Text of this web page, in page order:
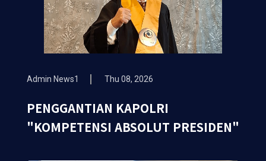
Admin News1 Thu 08, 2026
PENGGANTIAN KAPOLRI
"KOMPETENSI ABSOLUT PRESIDEN"